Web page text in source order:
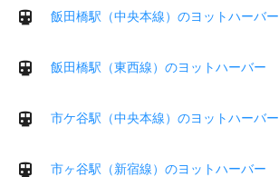
飯田橋駅（中央本線）のヨットハーバー
飯田橋駅（東西線）のヨットハーバー
市ケ谷駅（中央本線）のヨットハーバー
市ヶ谷駅（新宿線）のヨットハーバー